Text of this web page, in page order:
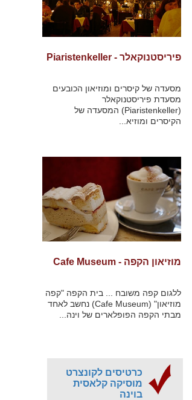
פיריסטנוקאלר - Piaristenkeller
מסעדה של קיסרים ומוזיאון הכובעים
מסעדת פיריסטנוקאלר
(Piaristenkeller) המסעדה של
הקיסרים ומוזיא...
מוזיאון הקפה - Cafe Museum
ללגום קפה משובח ... בית הקפה "קפה
מוזיאון" (Cafe Museum) נחשב לאחד
מבתי הקפה הפופלארים של וינה...
כרטיסים לקונצרט
מוסיקה קלאסית
בוינה